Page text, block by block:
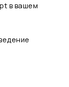
в вашем